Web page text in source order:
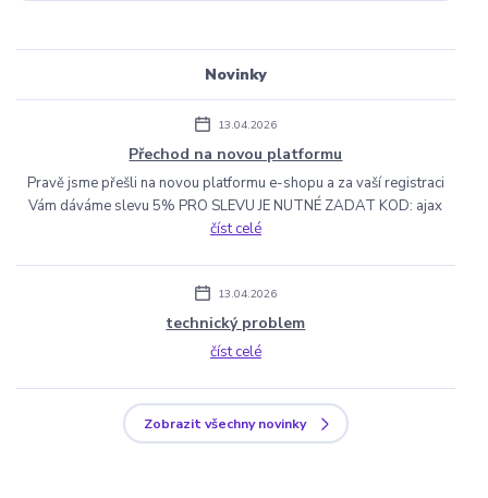
Novinky
13.04.2026
Přechod na novou platformu
Pravě jsme přešli na novou platformu e-shopu a za vaší registraci
Vám dáváme slevu 5% PRO SLEVU JE NUTNÉ ZADAT KOD: ajax
číst celé
13.04.2026
technický problem
číst celé
Zobrazit všechny novinky